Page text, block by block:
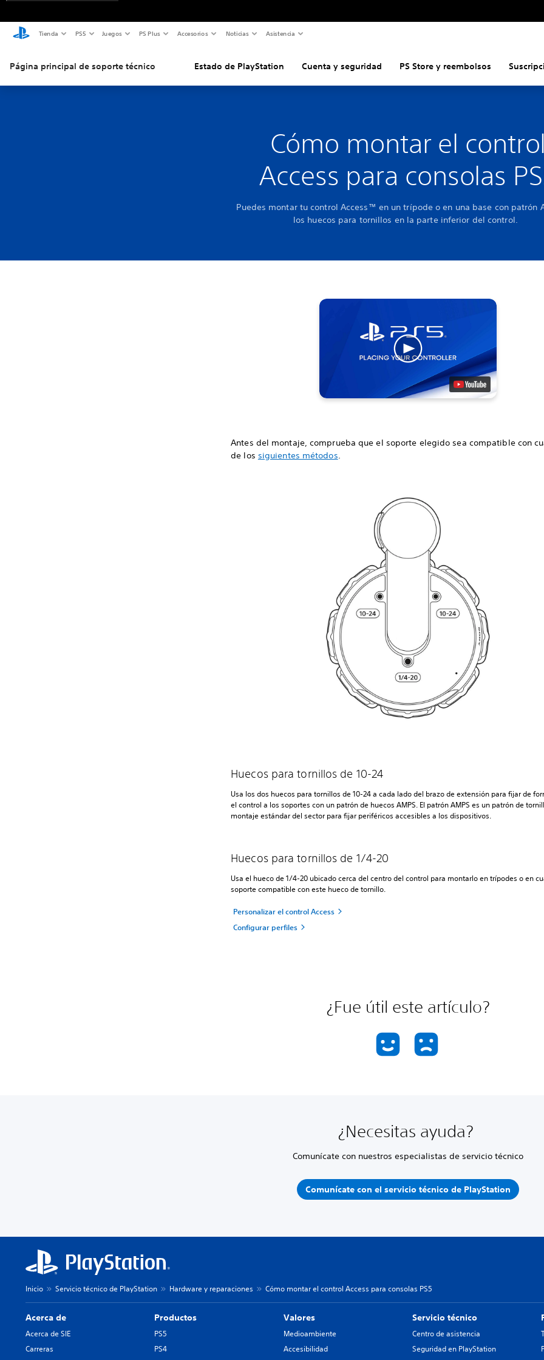
Tienda PS5 Juegos PS Plus Accesorios Noticias Asistencia
Página principal de soporte técnico Estado de PlayStation Cuenta y seguridad PS Store y reembolsos
Cómo montar el control
Access para consolas
Puedes montar tu control Access™ en un trípode o en una base con patrón
los huecos para tornillos en la parte inferior del control.
Antes del montaje, comprueba que el soporte elegido sea compatible con
de los siguientes métodos.
Huecos para tornillos de 10-24
Usa los dos huecos para tornillos de 10-24 a cada lado del brazo de extensión para fijar de
el control a los soportes con un patrón de huecos AMPS. El patrón AMPS es un patrón de
montaje estándar del sector para fijar periféricos accesibles a los dispositivos.
Huecos para tornillos de 1/4-20
Usa el hueco de 1/4-20 ubicado cerca del centro del control para montarlo en trípodes o en
soporte compatible con este hueco de tornillo.
Personalizar el control Access
Configurar perfiles
¿Fue útil este artículo?
¿Necesitas ayuda?
Comunícate con nuestros especialistas de servicio técnico
Comunícate con el servicio técnico de PlayStation
Inicio Servicio técnico de PlayStation Hardware y reparaciones Cómo montar el control Access para consolas PS5
Acerca de
Acerca de SIE
Carreras
Productos
PS5
PS4
Valores
Medioambiente
Accesibilidad
Servicio técnico
Centro de asistencia
Seguridad en PlayStation